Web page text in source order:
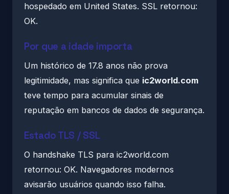
hospedado em United States. SSL retornou:
OK.
Por que a idade importa
Um histórico de 17.8 anos não prova
legitimidade, mas significa que ic2world.com
teve tempo para acumular sinais de
reputação em bancos de dados de segurança.
Estado TLS / SSL
O handshake TLS para ic2world.com
retornou: OK. Navegadores modernos
avisarão usuários quando isso falha.